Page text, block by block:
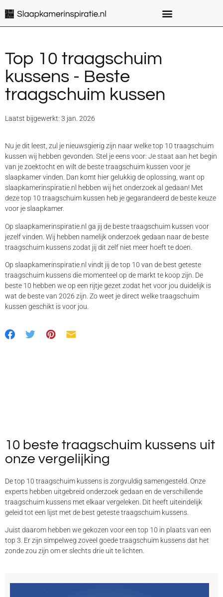
Top 10 traagschuim
kussens - Beste
traagschuim kussen
Laatst bijgewerkt: 3 jan. 2026
Nu je dit leest, zul je nieuwsgierig zijn naar welke top 10 traagschuim
kussen wij hebben gevonden. Stel je eens voor: Je staat aan het begin
van je zoektocht en wilt de beste traagschuim kussen voor je
slaapkamer vinden. Dan komt hier gelukkig de oplossing, want op
slaapkamerinspiratie.nl hebben wij het onderzoek al gedaan! Met
deze top 10 traagschuim kussen heb je gegarandeerd de beste keuze
voor je slaapkamer.
Op slaapkamerinspiratie.nl ga jij de beste traagschuim kussen voor
jezelf vinden. Wij hebben namelijk onderzoek gedaan naar de beste
traagschuim kussens zodat jij dit zelf niet meer hoeft te doen.
Op slaapkamerinspiratie.nl vindt jij de top 10 van de best geteste
traagschuim kussens die momenteel op de markt te koop zijn. De
beste 10 hebben we op een rijtje gezet zodat het voor jou duidelijk is
wat de beste van 2026 zijn. Zo weet je direct welke traagschuim
kussen geschikt is voor jou.
10 beste traagschuim kussens uit
onze vergelijking
De top 10 traagschuim kussens is zorgvuldig samengesteld. Onze
experts hebben uitgebreid onderzoek gedaan en de verschillende
traagschuim kussens met elkaar vergeleken. Dit heeft uiteindelijk
geleid tot een lijst met de best geteste traagschuim kussens.
Juist daarom hebben we gekozen voor een top 10 in plaats van een
top 3. Er zijn simpelweg zoveel goede traagschuim kussens dat het
zonde zou zijn om er slechts drie uit te lichten.